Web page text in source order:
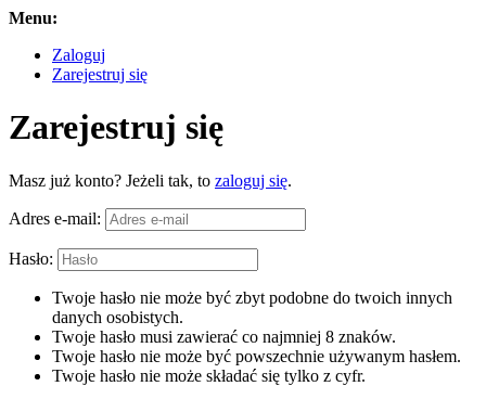
Menu:
Zaloguj
Zarejestruj się
Zarejestruj się
Masz już konto? Jeżeli tak, to zaloguj się.
Adres e-mail:
Hasło:
Twoje hasło nie może być zbyt podobne do twoich innych
danych osobistych.
Twoje hasło musi zawierać co najmniej 8 znaków.
Twoje hasło nie może być powszechnie używanym hasłem.
Twoje hasło nie może składać się tylko z cyfr.